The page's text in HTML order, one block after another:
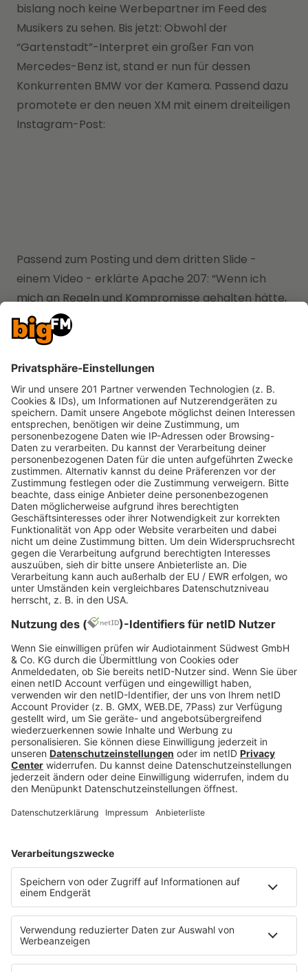
bislang noch keine Werbepartner im Feed des
Musikers zu sehen. Bis jetzt: Obwohl der
“Gartenstadt”-Interpret ein großer Fan von
Mercedes-Benz ist, stand er nun für dessen
Konkurrenten BMW vor der Kamera. Passend dazu
promotete er den neuen XM mit einem dreiteiligen
Instagram-Post:
Passend zum Posting und dem dritten Slide -
einem Video - erklärte Apache 207: “Wenn ich
mich an Regeln und Kompromisse gehalten hätte,
dann hätte es nur in dem Rahmen funktioniert, wie
es bereits schon funktioniert hat. Aber dann hab
halt kompromisslos nach vorne gegangen.”
bigFM Deutschlands
biggste Beats
Jetzt abspielen
Es läuft: